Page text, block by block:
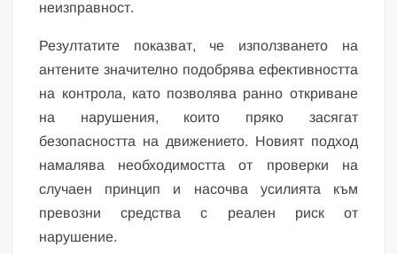
неизправност.
Резултатите показват, че използването на
антените значително подобрява ефективността
на контрола, като позволява ранно откриване
на нарушения, които пряко засягат
безопасността на движението. Новият подход
намалява необходимостта от проверки на
случаен принцип и насочва усилията към
превозни средства с реален риск от
нарушение.